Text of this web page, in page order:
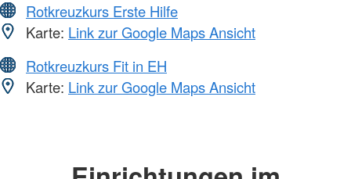
Rotkreuzkurs Erste Hilfe
Karte: Link zur Google Maps Ansicht
Rotkreuzkurs Fit in EH
Karte: Link zur Google Maps Ansicht